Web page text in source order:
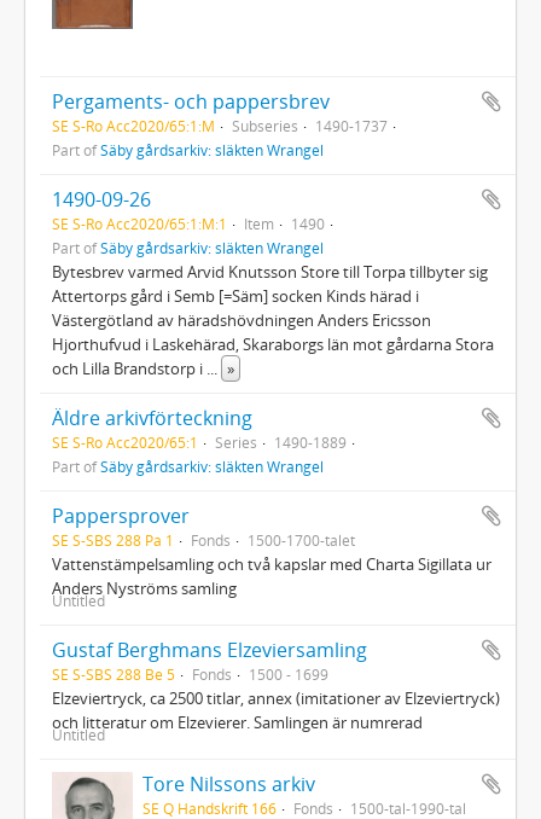
Pergaments- och pappersbrev
SE S-Ro Acc2020/65:1:M Subseries
1490-1737
Part ofSäby gårdsarkiv: släkten Wrangel
1490-09-26
SE S-Ro Acc2020/65:1:M:1 Item
1490
Part ofSäby gårdsarkiv: släkten Wrangel
Bytesbrev varmed Arvid Knutsson Store till Torpa tillbyter sig
Attertorps gård i Semb [=Säm] socken Kinds härad i
Västergötland av häradshövdningen Anders Ericsson
Hjorthufvud i Laskehärad, Skaraborgs län mot gårdarna Stora
och Lilla Brandstorp i
»
Äldre arkivförteckning
SE S-Ro Acc2020/65:1 Series
1490-1889
Part ofSäby gårdsarkiv: släkten Wrangel
Pappersprover
SE S-SBS 288 Pa 1 Fonds 1500-1700-talet
Vattenstämpelsamling och två kapslar med Charta Sigillata ur
Anders Nyströms samling
Untitled
Gustaf Berghmans Elzeviersamling
SE S-SBS 288 Be 5 Fonds 1500 - 1699
Elzeviertryck, ca 2500 titlar, annex (imitationer av Elzeviertryck)
och litteratur om Elzevierer. Samlingen är numrerad
Untitled
Tore Nilssons arkiv
SE Q Handskrift 166 Fonds 1500-tal-1990-tal